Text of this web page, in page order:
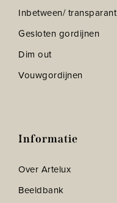
Inbetween/ transparant
Gesloten gordijnen
Dim out
Vouwgordijnen
Informatie
Over Artelux
Beeldbank